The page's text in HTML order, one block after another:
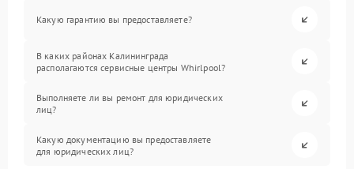
Какую гарантию вы предоставляете?
В каких районах Калининграда
располагаются сервисные центры Whirlpool?
Выполняете ли вы ремонт для юридических
лиц?
Какую документацию вы предоставляете
для юридических лиц?